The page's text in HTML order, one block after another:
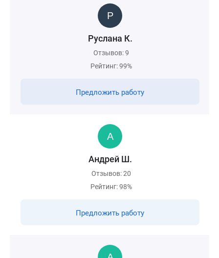
Руслана К.
Отзывов: 9
Рейтинг: 99%
Предложить работу
Андрей Ш.
Отзывов: 20
Рейтинг: 98%
Предложить работу